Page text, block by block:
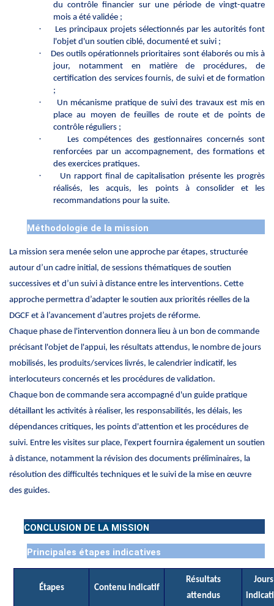
du contrôle financier sur une période de vingt-quatre
mois a été validée ;
·
Les principaux projets sélectionnés par les autorités font
l'objet d'un soutien ciblé, documenté et suivi ;
·
Des outils opérationnels prioritaires sont élaborés ou mis à
jour, notamment en matière de procédures, de
certification des services fournis, de suivi et de formation
;
·
Un mécanisme pratique de suivi des travaux est mis en
place au moyen de feuilles de route et de points de
contrôle réguliers ;
·
Les compétences des gestionnaires concernés sont
renforcées par un accompagnement, des formations et
des exercices pratiques.
·
Un rapport final de capitalisation présente les progrès
réalisés, les acquis, les points à consolider et les
recommandations pour la suite.
Méthodologie de la mission
La mission sera menée selon une approche par étapes, structurée
autour d’un cadre initial, de sessions thématiques de soutien
successives et d’un suivi à distance entre les interventions. Cette
approche permettra d’adapter le soutien aux priorités réelles de la
DGCF et à l’avancement d’autres projets de réforme.
Chaque phase de l'intervention donnera lieu à un bon de commande
précisant l'objet de l'appui, les résultats attendus, le nombre de jours
mobilisés, les produits/services livrés, le calendrier indicatif, les
interlocuteurs concernés et les procédures de validation.
Chaque bon de commande sera accompagné d'un guide pratique
détaillant les activités à réaliser, les responsabilités, les délais, les
dépendances critiques, les points d'attention et les procédures de
suivi. Entre les visites sur place, l'expert fournira également un soutien
à distance, notamment la révision des documents préliminaires, la
résolution des difficultés techniques et le suivi de la mise en œuvre
des guides.
CONCLUSION DE LA MISSION
Principales étapes indicatives
Étapes Contenu indicatif
Résultats
attendus
Jours